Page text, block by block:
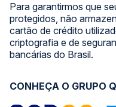
Para garantirmos que
protegidos, não
cartão de crédito
criptografia e de
bancárias do Brasil.
CONHEÇA O GRUPO